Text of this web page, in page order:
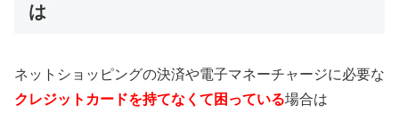
は
ネットショッピングの決済や電子マネーチャージに必要な
クレジットカードを持てなくて困っている場合は